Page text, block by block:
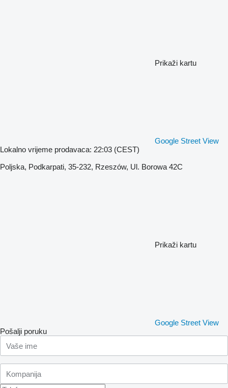
Prikaži kartu
Google Street View
Lokalno vrijeme prodavaca: 22:03 (CEST)
Poljska, Podkarpati, 35-232, Rzeszów, Ul. Borowa 42C
Prikaži kartu
Google Street View
Pošalji poruku